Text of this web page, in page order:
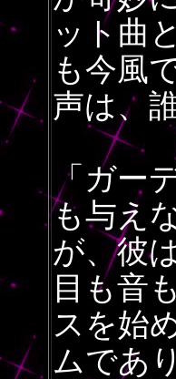
ット曲
も今風
声は、
「ガー
も与え
が、彼
目も音
スを始
ムであ